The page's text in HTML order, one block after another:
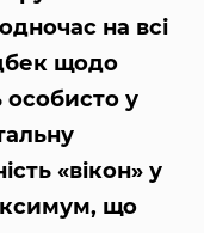
на всі
щодо
особисто у
«вікон» у
що